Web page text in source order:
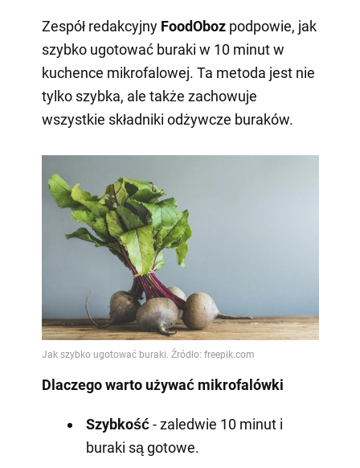
Zespół redakcyjny FoodOboz podpowie, jak
szybko ugotować buraki w 10 minut w
kuchence mikrofalowej. Ta metoda jest nie
tylko szybka, ale także zachowuje
wszystkie składniki odżywcze buraków.
Dlaczego warto używać mikrofalówki
Szybkość- zaledwie 10 minut i
buraki są gotowe.